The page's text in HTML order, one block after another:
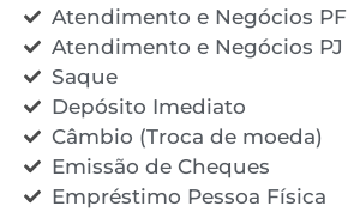
Atendimento e Negócios PF
Atendimento e Negócios PJ
Saque
Depósito Imediato
Câmbio (Troca de moeda)
Emissão de Cheques
Empréstimo Pessoa Física